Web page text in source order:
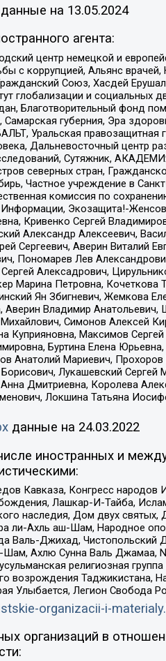
данные на 13.05.2024
агента:
центр немецкой и
с коррупцией, Альянс
Союз, Хасдей
глобализации и
Благотворительный фонд
Самарская губерния, Эра
Уральская
Дальневосточный центр
Сутяжник,
северных стран,
Частное учреждение в
комиссия по
Экозащита!-
Кривенко Сергей
Александр Алексеевич,
Сергеевич, Аверин Виталий
Пономарев Лев
Алексадрович,
Марина Петровна, Кочеткова
Ян Збигневич, Жемкова
Аверин Владимир
Симонов Алексей
Куприяновна, Максимов
Буртина Елена
Анатолий Мариевич,
Лукашевский
Дмитриевна, Королева
Локшина Татьяна
данные на 24.03.2022
иностранных и
Кавказа, Конгресс народов
Лашкар-И-Тайба,
наследия, Дом двух
ли-Ахль аш-Шам, Народное
Валь-Джихад, Чистопольский
Ахлю Сунна Валь Джамаа,
религиозная
возрождения Таджикистана,
Улыбается, Легион Свобода
organizacii-i-
организаций в